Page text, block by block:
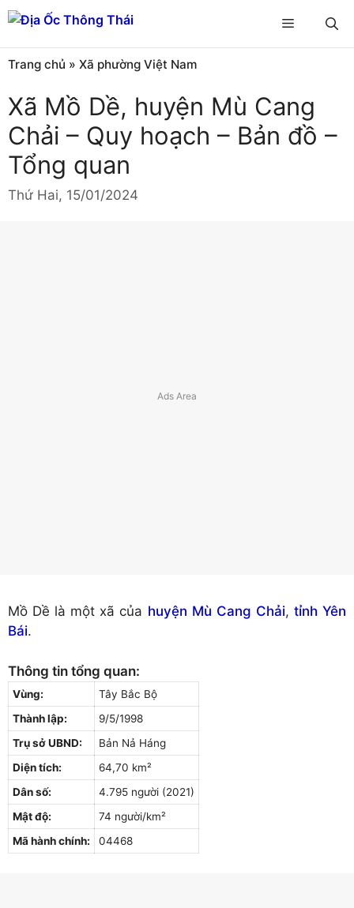
Chuyển
đến
nội
dung
Menu
Trang chủ » Xã phường Việt Nam
Xã Mồ Dề, huyện Mù Cang
Chải – Quy hoạch – Bản đồ –
Tổng quan
Thứ Hai, 15/01/2024
Mồ Dề là một xã của huyện Mù Cang Chải, tỉnh Yên
Bái.
Thông tin tổng quan:
Vùng:
Tây Bắc Bộ
Thành lập:
9/5/1998
Trụ sở UBND:
Bản Nả Háng
Diện tích:
64,70 km²
Dân số:
4.795 người (2021)
Mật độ:
74 người/km²
Mã hành chính:
04468